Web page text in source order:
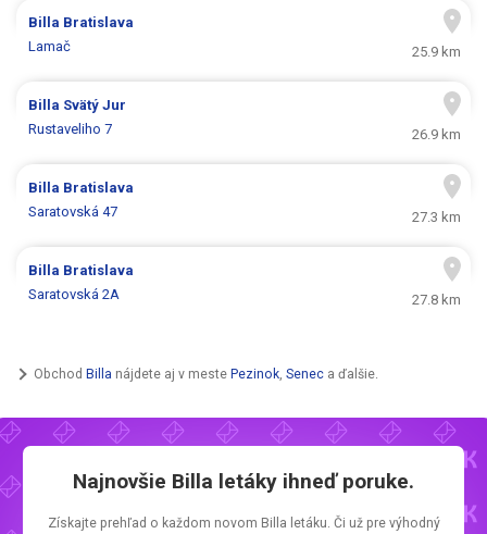
Billa Bratislava
Lamač
25.9 km
Billa Svätý Jur
Rustaveliho 7
26.9 km
Billa Bratislava
Saratovská 47
27.3 km
Billa Bratislava
Saratovská 2A
27.8 km
Obchod Billa nájdete aj v meste Pezinok, Senec a ďalšie.
Najnovšie Billa letáky ihneď poruke.
Získajte prehľad o každom novom Billa letáku. Či už pre výhodný